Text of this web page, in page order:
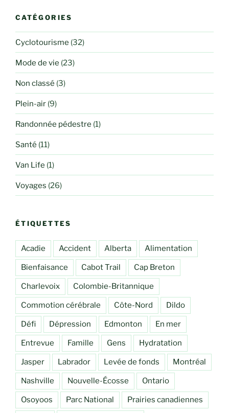
CATÉGORIES
Cyclotourisme (32)
Mode de vie (23)
Non classé (3)
Plein-air (9)
Randonnée pédestre (1)
Santé (11)
Van Life (1)
Voyages (26)
ÉTIQUETTES
Acadie Accident Alberta Alimentation
Bienfaisance Cabot Trail Cap Breton
Charlevoix Colombie-Britannique
Commotion cérébrale Côte-Nord Dildo
Défi Dépression Edmonton En mer
Entrevue Famille Gens Hydratation
Jasper Labrador Levée de fonds Montréal
Nashville Nouvelle-Écosse Ontario
Osoyoos Parc National Prairies canadiennes